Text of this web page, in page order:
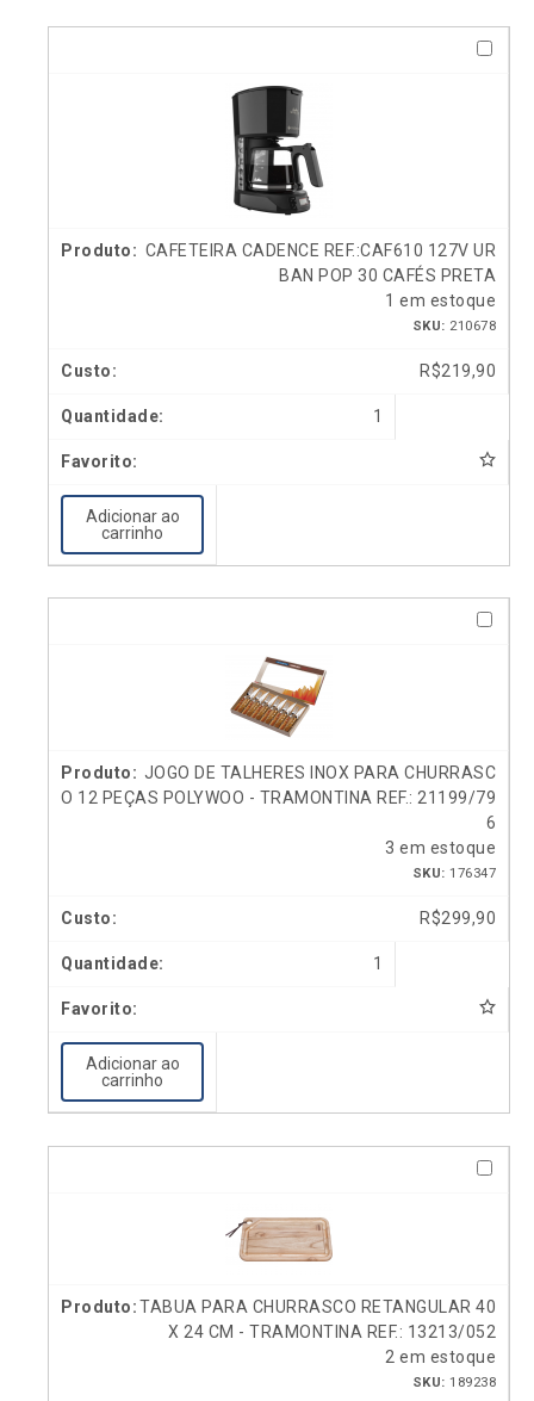
CAFETEIRA CADENCE REF.:CAF610 127V UR
BAN POP 30 CAFÉS PRETA
1 em estoque
SKU: 210678
R$219,90
1
Adicionar ao
carrinho
JOGO DE TALHERES INOX PARA CHURRASC
O 12 PEÇAS POLYWOO - TRAMONTINA REF.: 21199/79
6
3 em estoque
SKU: 176347
R$299,90
1
Adicionar ao
carrinho
TABUA PARA CHURRASCO RETANGULAR 40
X 24 CM - TRAMONTINA REF.: 13213/052
2 em estoque
SKU: 189238